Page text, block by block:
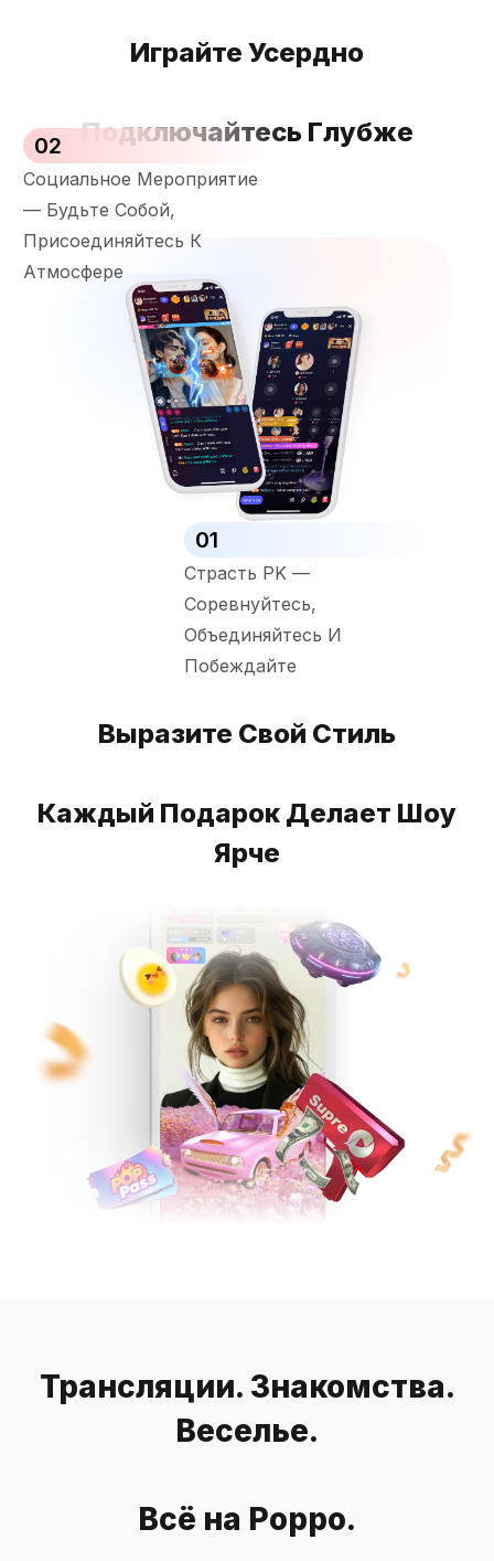
Играйте Усердно
Подключайтесь Глубже
01
Страсть PK —
Соревнуйтесь,
Объединяйтесь И
Побеждайте
02
Социальное Мероприятие
— Будьте Собой,
Присоединяйтесь К
Атмосфере
Выразите Свой Стиль
Каждый Подарок Делает Шоу
Ярче
Трансляции. Знакомства.
Веселье.
Всё на Poppo.